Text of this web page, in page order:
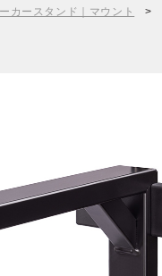
カースタンド｜マウント >